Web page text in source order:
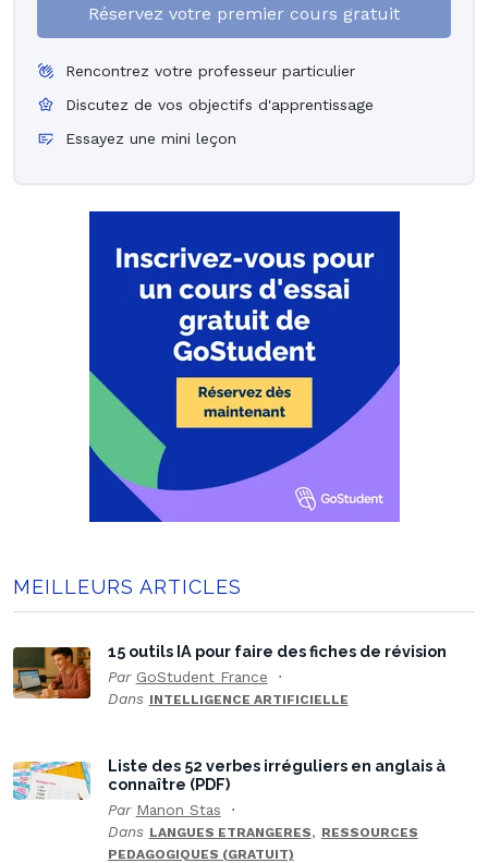
Réservez votre premier cours gratuit
Rencontrez votre professeur particulier
Discutez de vos objectifs d'apprentissage
Essayez une mini leçon
MEILLEURS ARTICLES
15 outils IA pour faire des fiches de révision
Par GoStudent France
Dans INTELLIGENCE ARTIFICIELLE
Liste des 52 verbes irréguliers en anglais à
connaître (PDF)
Par Manon Stas
Dans LANGUES ETRANGERES, RESSOURCES
PEDAGOGIQUES (GRATUIT)